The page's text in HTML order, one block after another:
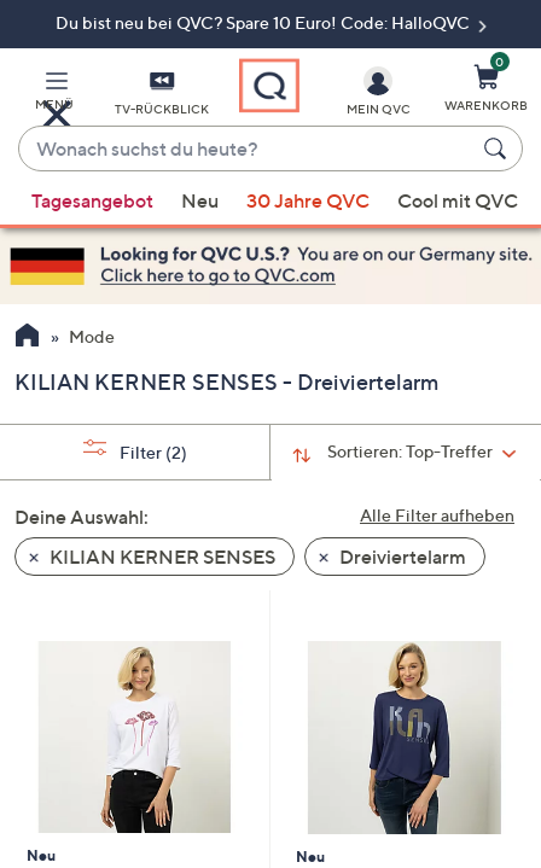
Du bist neu bei QVC? Spare 10 Euro! Code: HalloQVC
MENÜ TV-RÜCKBLICK
Wonach
suchst
du
heute?
Vorschläge
verfügbar
sind,
verwenden
Sie
Pfeiltasten
nach
und
nach
unten
oder
um
MEIN QVC
0
WARENKORB
Tagesangebot Neu 30 Jahre QVC Cool mit QVC
Mode
KILIAN KERNER SENSES - Dreiviertelarm
Sortieren:Top-Treffer
Filter (2)
Alle Filter aufheben
Deine Auswahl:
KILIAN KERNER SENSES
Dreiviertelarm
Neu
Neu